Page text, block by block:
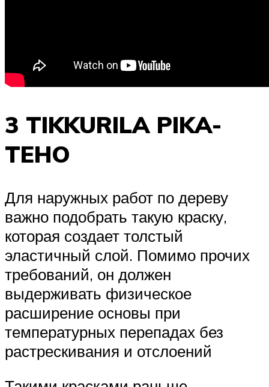
3 TIKKURILA PIKA-
TEHO
Для наружных работ по дереву
важно подобрать такую краску,
которая создает толстый
эластичный слой. Помимо прочих
требований, он должен
выдерживать физическое
расширение основы при
температурных перепадах без
растрескивания и отслоений